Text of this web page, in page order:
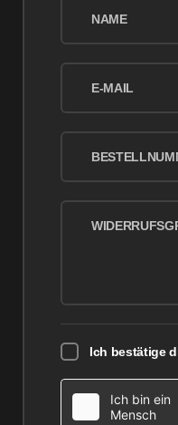
Ich bestätige